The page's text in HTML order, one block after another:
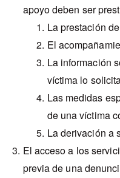
apoyo deben ser
La prestación
El
La información
víctima lo
Las medidas
de una víctima
La derivación a
El acceso a los
previa de una